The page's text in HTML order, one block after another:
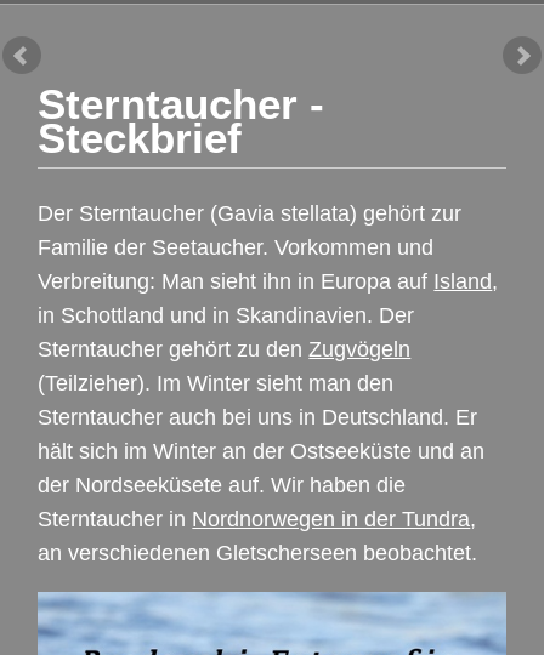
Sterntaucher -
Steckbrief
Der Sterntaucher (Gavia stellata) gehört zur
Familie der Seetaucher. Vorkommen und
Verbreitung: Man sieht ihn in Europa auf Island,
in Schottland und in Skandinavien. Der
Sterntaucher gehört zu denZugvögeln
(Teilzieher). Im Winter sieht man den
Sterntaucher auch bei uns in Deutschland. Er
hält sich im Winter an der Ostseeküste und an
der Nordseeküsete auf. Wir haben die
Sterntaucher in Nordnorwegen in der Tundra,
an verschiedenen Gletscherseen beobachtet.